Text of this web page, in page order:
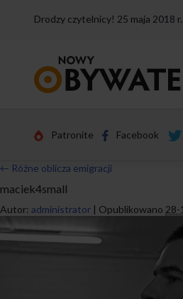
Drodzy czytelnicy! 25 maja 2018
Patronite Facebook
← Różne oblicza emigracji
maciek4small
Autor: administrator | Opublikowano 28-